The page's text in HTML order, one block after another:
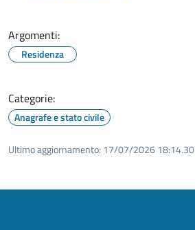
Argomenti:
Residenza
Categorie:
Anagrafe e stato civile
Ultimo aggiornamento: 17/07/2026 18:14.30